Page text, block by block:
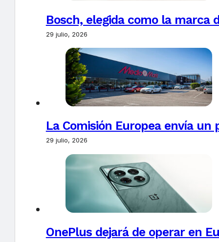
Bosch, elegida como la marca
29 julio, 2026
La Comisión Europea envía un
29 julio, 2026
OnePlus dejará de operar en